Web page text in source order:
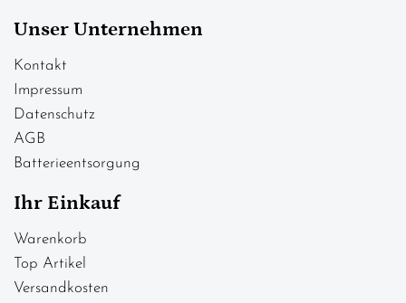
Unser Unternehmen
Kontakt
Impressum
Datenschutz
AGB
Batterieentsorgung
Ihr Einkauf
Warenkorb
Top Artikel
Versandkosten